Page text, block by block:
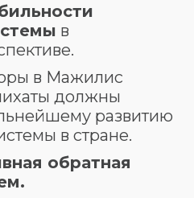
в
в Мажилис
должны
развитию
в стране.
обратная